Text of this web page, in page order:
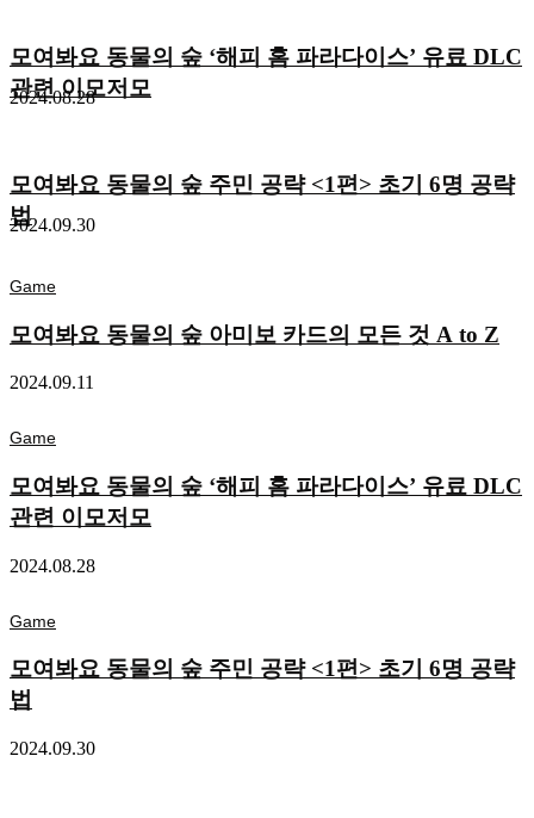
모여봐요 동물의 숲 ‘해피 홈 파라다이스’ 유료 DLC
관련 이모저모
2024.08.28
모여봐요 동물의 숲 주민 공략 <1편> 초기 6명 공략
법
2024.09.30
Game
모여봐요 동물의 숲 아미보 카드의 모든 것 A to Z
2024.09.11
Game
모여봐요 동물의 숲 ‘해피 홈 파라다이스’ 유료 DLC
관련 이모저모
2024.08.28
Game
모여봐요 동물의 숲 주민 공략 <1편> 초기 6명 공략
법
2024.09.30